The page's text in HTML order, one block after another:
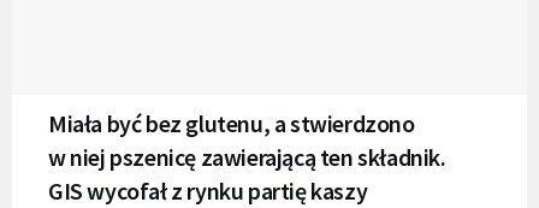
Miała być bez glutenu, a stwierdzono
w niej pszenicę zawierającą ten składnik.
GIS wycofał z rynku partię kaszy